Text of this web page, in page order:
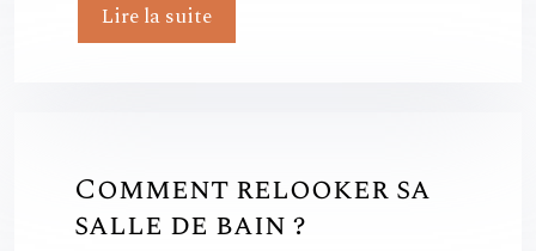
Lire la suite
Comment relooker sa
salle de bain ?